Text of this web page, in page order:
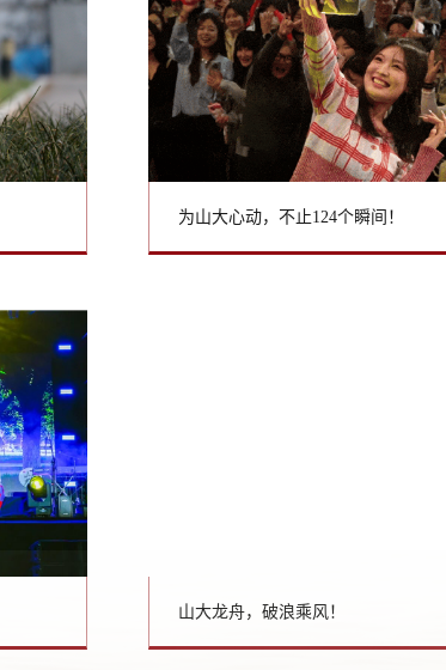
为山大心动，不止124个瞬间！
山大龙舟，破浪乘风！